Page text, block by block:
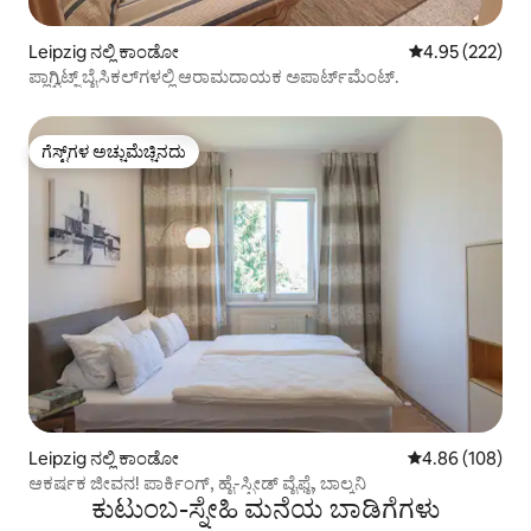
Leipzig ನಲ್ಲಿ ಕಾಂಡೋ 5 ರಲ್ಲಿ 4.95
4.95 (222)
ಪ್ಲಾಗ್ವಿಟ್ಜ್ ಬೈಸಿಕಲ್‌ಗಳಲ್ಲಿ ಆರಾಮದಾಯಕ ಅಪಾರ್ಟ್‌ಮೆಂಟ್.
ಗೆಸ್ಟ್‌ಗಳ ಅಚ್ಚುಮೆಚ್ಚಿನದು
ಗೆಸ್ಟ್‌ಗಳ ಅಚ್ಚುಮೆಚ್ಚಿನದು
Leipzig ನಲ್ಲಿ ಕಾಂಡೋ 5 ರಲ್ಲಿ 4.86
4.86 (108)
ಆಕರ್ಷಕ ಜೀವನ! ಪಾರ್ಕಿಂಗ್, ಹೈ-ಸ್ಪೀಡ್ ವೈಫೈ, ಬಾಲ್ಕನಿ
ಕುಟುಂಬ-ಸ್ನೇಹಿ ಮನೆಯ ಬಾಡಿಗೆಗಳು